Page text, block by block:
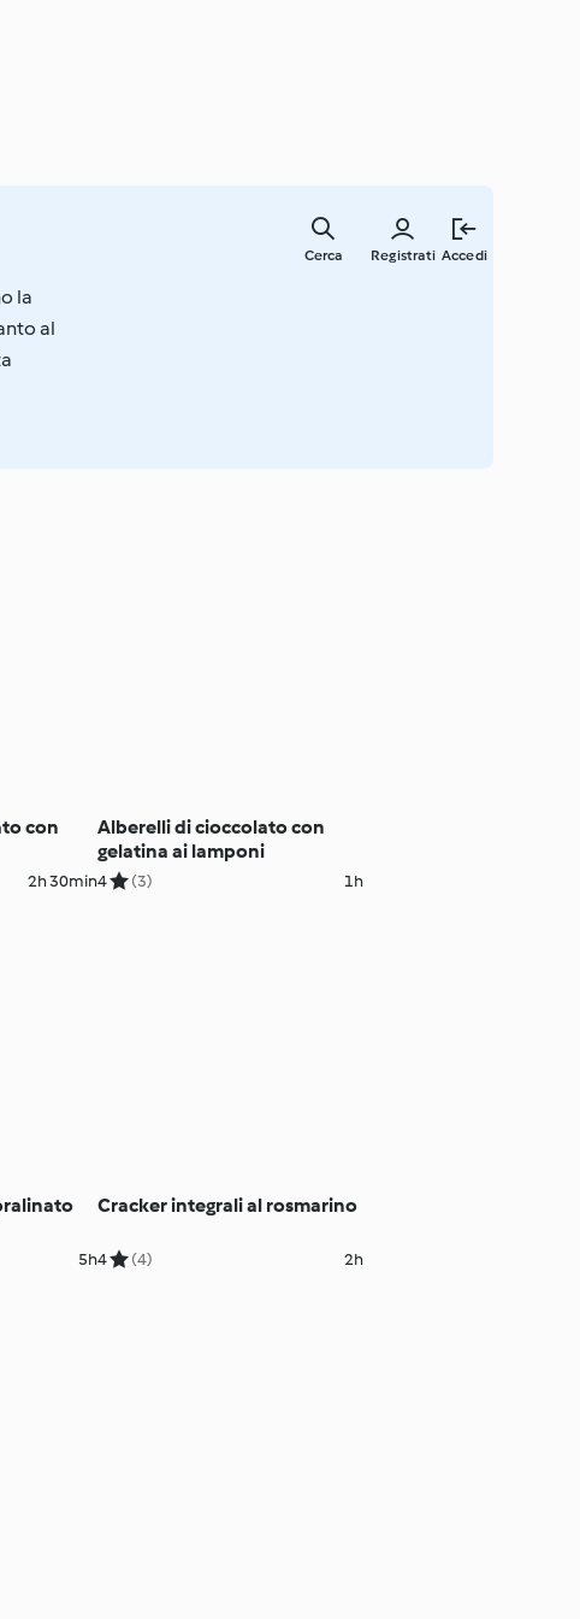
Registrati Accedi
Cerca
la
al
con
2h 30min
Alberelli di cioccolato con
gelatina ai lamponi
4 (3) 1h
5h
Cracker integrali al rosmarino
4 (4) 2h